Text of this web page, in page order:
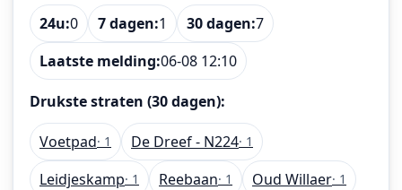
24u:0 7 dagen:1 30 dagen:7
Laatste melding:06-08 12:10
Drukste straten (30 dagen):
Voetpad· 1 De Dreef - N224· 1
Leidjeskamp· 1 Reebaan· 1 Oud Willaer· 1